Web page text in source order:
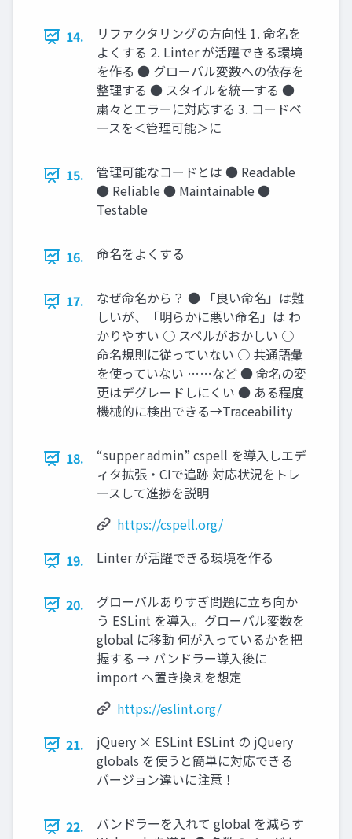
14.
リファクタリングの方向性 1. 命名を
よくする 2. Linter が活躍できる環境
を作る ● グローバル変数への依存を
整理する ● スタイルを統一する ●
粛々とエラーに対応する 3. コードベ
ースを＜管理可能＞に
15.
管理可能なコードとは ● Readable
● Reliable ● Maintainable ●
Testable
16. 命名をよくする
17.
なぜ命名から？ ● 「良い命名」は難
しいが、「明らかに悪い命名」は わ
かりやすい ○ スペルがおかしい ○
命名規則に従っていない ○ 共通語彙
を使っていない ……など ● 命名の変
更はデグレードしにくい ● ある程度
機械的に検出できる→Traceability
18.
“supper admin” cspell を導入しエデ
ィタ拡張・CIで追跡 対応状況をトレ
ースして進捗を説明
https://cspell.org/
19.
Linter が活躍できる環境を作る
20.
グローバルありすぎ問題に立ち向か
う ESLint を導入。グローバル変数を
global に移動 何が入っているかを把
握する → バンドラー導入後に
import へ置き換えを想定
https://eslint.org/
21.
jQuery × ESLint ESLint の jQuery
globals を使うと簡単に対応できる
バージョン違いに注意！
22.
バンドラーを入れて global を減らす